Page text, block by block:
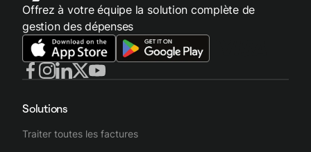
Offrez à votre équipe la solution complète de
gestion des dépenses
Solutions
Traiter toutes les factures